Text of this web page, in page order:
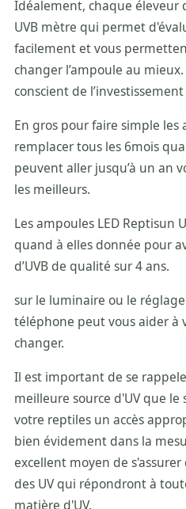
Idéalement, chaque éleveur
UVB mètre qui permet
facilement et vous
changer l’ampoule au
conscient de
En gros pour faire simple les
remplacer tous les 6mois
peuvent aller jusqu’à un an
les meilleurs.
Les ampoules LED Reptisun
quand à elles donnée pour
d’UVB de qualité sur 4 ans.
sur le luminaire ou le
téléphone peut vous aider à
changer.
Il est important de se
meilleure source d'UV que
votre reptiles un accès
bien évidement dans la
excellent moyen de
des UV qui répondront à
matière d'UV.